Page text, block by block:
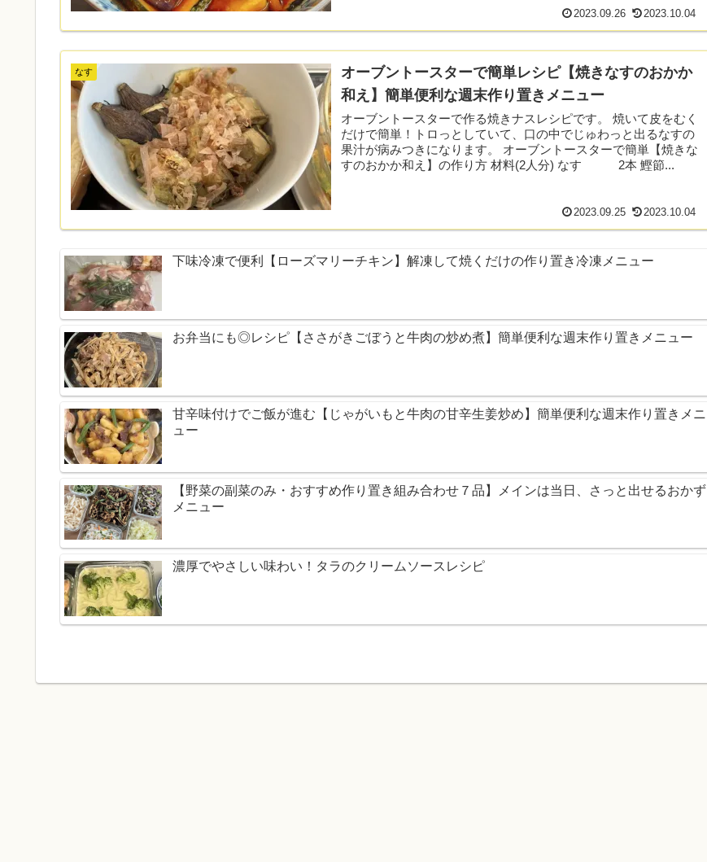
2023.09.26 2023.10.04
なす
オーブントースターで簡単レシピ【焼きなすのおかか
和え】簡単便利な週末作り置きメニュー
オーブントースターで作る焼きナスレシピです。 焼いて皮をむく
だけで簡単！トロっとしていて、口の中でじゅわっと出るなすの
果汁が病みつきになります。 オーブントースターで簡単【焼きな
すのおかか和え】の作り方 材料(2人分) なす 2本 鰹節...
2023.09.25 2023.10.04
下味冷凍で便利【ローズマリーチキン】解凍して焼くだけの作り置き冷凍メニュー
お弁当にも◎レシピ【ささがきごぼうと牛肉の炒め煮】簡単便利な週末作り置きメニュー
甘辛味付けでご飯が進む【じゃがいもと牛肉の甘辛生姜炒め】簡単便利な週末作り置きメニ
ュー
【野菜の副菜のみ・おすすめ作り置き組み合わせ７品】メインは当日、さっと出せるおかず
メニュー
濃厚でやさしい味わい！タラのクリームソースレシピ